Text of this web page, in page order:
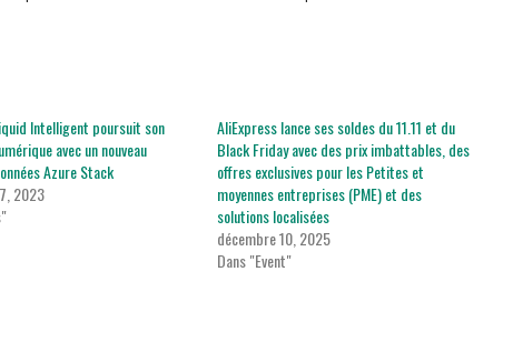
Intelligent poursuit son
avec un nouveau
Azure Stack
2023
AliExpress lance ses soldes du 11.11 et du
Black Friday avec des prix imbattables, des
offres exclusives pour les Petites et
moyennes entreprises (PME) et des
solutions localisées
décembre 10, 2025
Dans "Event"